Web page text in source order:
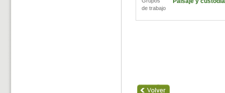
de trabajo